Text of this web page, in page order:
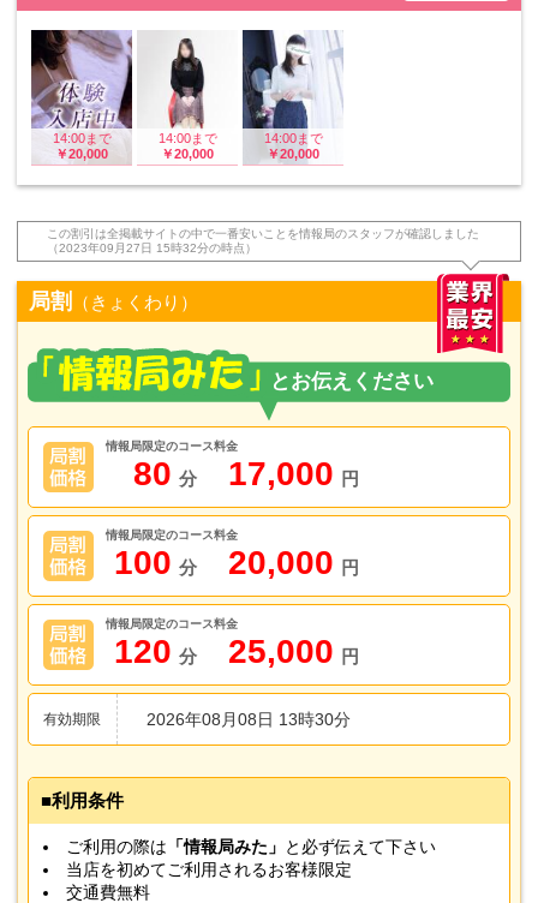
14:00まで
￥20,000
14:00まで
￥20,000
14:00まで
￥20,000
この割引は全掲載サイトの中で一番安いことを情報局のスタッフが確認しました
（2023年09月27日 15時32分の時点）
局割 （きょくわり）
情報局限定のコース料金
80 分 17,000 円
情報局限定のコース料金
100 分 20,000 円
情報局限定のコース料金
120 分 25,000 円
有効期限 2026年08月08日 13時30分
利用条件
ご利用の際は 「情報局みた」 と必ず伝えて下さい
当店を初めてご利用されるお客様限定
交通費無料